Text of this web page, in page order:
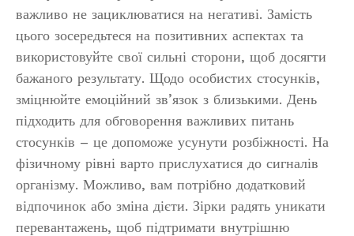
важливо не зациклюватися на негативі. Замість
цього зосередьтеся на позитивних аспектах та
використовуйте свої сильні сторони, щоб досягти
бажаного результату. Щодо особистих стосунків,
зміцнюйте емоційний зв’язок з близькими. День
підходить для обговорення важливих питань
стосунків – це допоможе усунути розбіжності. На
фізичному рівні варто прислухатися до сигналів
організму. Можливо, вам потрібно додатковий
відпочинок або зміна дієти. Зірки радять уникати
перевантажень, щоб підтримати внутрішню